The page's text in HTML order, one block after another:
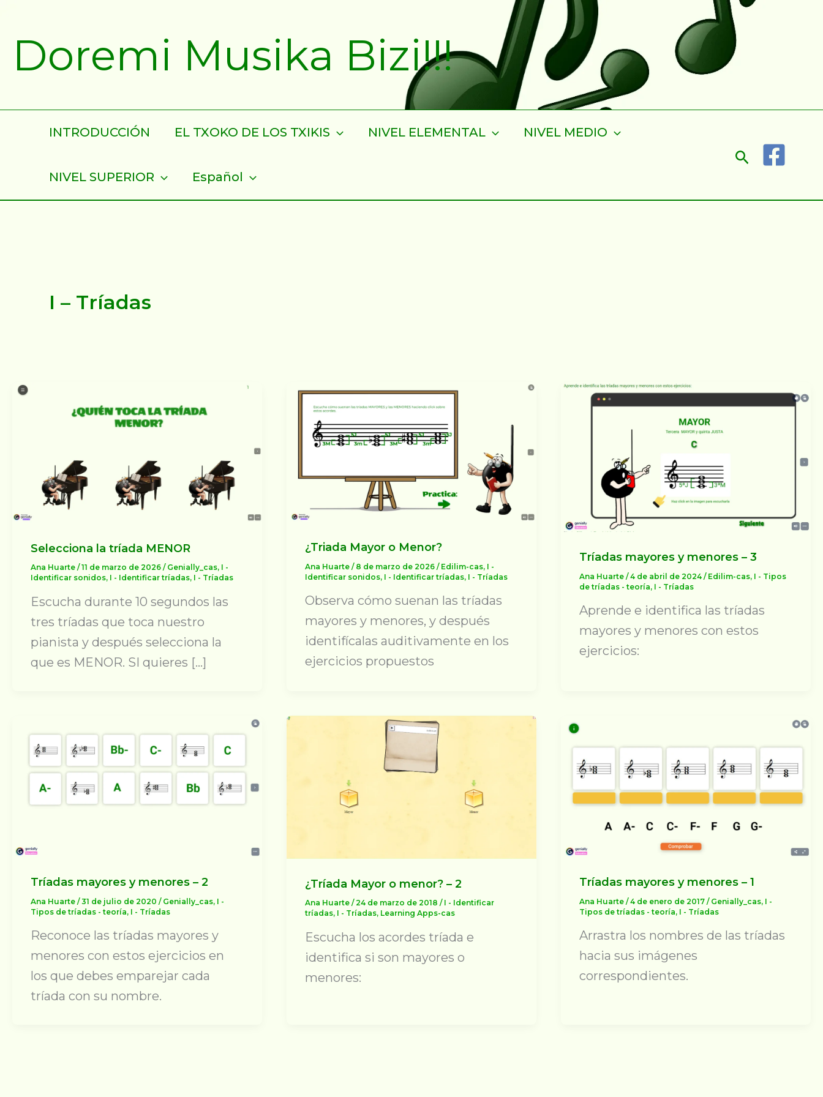
contenido
Doremi Musika Bizi!!!
INTRODUCCIÓN EL TXOKO DE LOS TXIKIS NIVEL ELEMENTAL NIVEL MEDIO
NIVEL SUPERIOR Español
Buscar
I – Tríadas
Selecciona la tríada MENOR
Ana Huarte /11 de marzo de 2026 / Genially_cas, I -
Identificar sonidos, I - Identificar tríadas, I - Tríadas
Escucha durante 10 segundos las
tres tríadas que toca nuestro
pianista y después selecciona la
que es MENOR. SI quieres […]
¿Triada Mayor o Menor?
Ana Huarte / 8 de marzo de 2026 / Edilim-cas, I -
Identificar sonidos, I - Identificar tríadas, I - Tríadas
Observa cómo suenan las tríadas
mayores y menores, y después
identifícalas auditivamente en los
ejercicios propuestos
Tríadas mayores y menores – 3
Ana Huarte /4 de abril de 2024 / Edilim-cas, I - Tipos
de tríadas - teoría, I - Tríadas
Aprende e identifica las tríadas
mayores y menores con estos
ejercicios:
Tríadas mayores y menores – 2
Ana Huarte /31 de julio de 2020 / Genially_cas, I -
Tipos de tríadas - teoría, I - Tríadas
Reconoce las tríadas mayores y
menores con estos ejercicios en
los que debes emparejar cada
tríada con su nombre.
¿Tríada Mayor o menor? – 2
Ana Huarte /24 de marzo de 2018 / I - Identificar
tríadas, I - Tríadas, Learning Apps-cas
Escucha los acordes tríada e
identifica si son mayores o
menores:
Tríadas mayores y menores – 1
Ana Huarte /4 de enero de 2017 / Genially_cas, I -
Tipos de tríadas - teoría, I - Tríadas
Arrastra los nombres de las tríadas
hacia sus imágenes
correspondientes.